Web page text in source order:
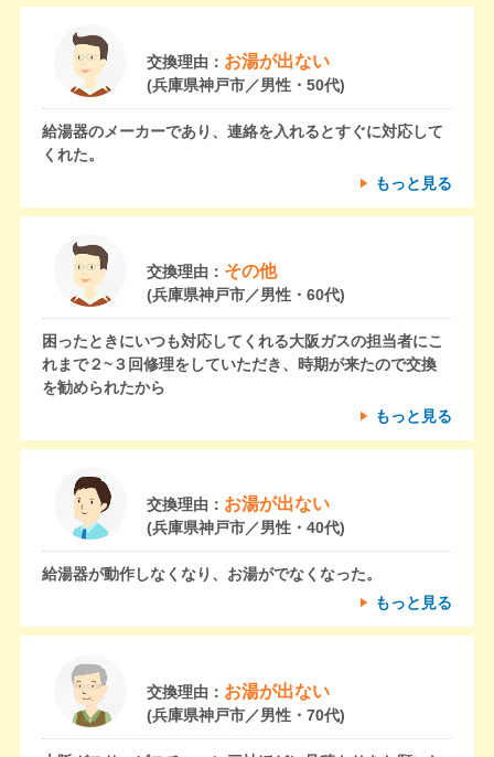
交換理由： お湯が出ない
(兵庫県神戸市／男性・50代)
給湯器のメーカーであり、連絡を入れるとすぐに対応して
くれた。
もっと見る
交換理由： その他
(兵庫県神戸市／男性・60代)
困ったときにいつも対応してくれる大阪ガスの担当者にこ
れまで２~３回修理をしていただき、時期が来たので交換
を勧められたから
もっと見る
交換理由： お湯が出ない
(兵庫県神戸市／男性・40代)
給湯器が動作しなくなり、お湯がでなくなった。
もっと見る
交換理由： お湯が出ない
(兵庫県神戸市／男性・70代)